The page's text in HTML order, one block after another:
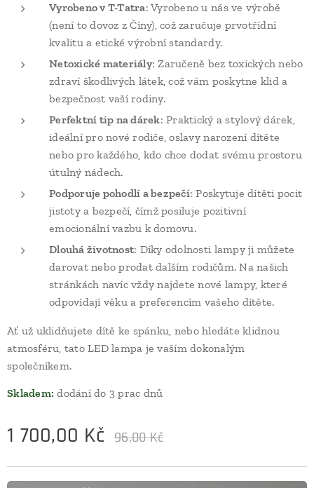
Vyrobeno v T-Tatra: Vyrobeno u nás ve výrobě
(není to dovoz z Číny), což zaručuje prvotřídní
kvalitu a etické výrobní standardy.
Netoxické materiály: Zaručeně bez toxických nebo
zdraví škodlivých látek, což vám poskytne klid a
bezpečnost vaší rodiny.
Perfektní tip na dárek: Praktický a stylový dárek,
ideální pro nové rodiče, oslavy narození dítěte
nebo pro každého, kdo chce dodat svému prostoru
útulný nádech.
Podporuje pohodlí a bezpečí: Poskytuje dítěti pocit
jistoty a bezpečí, čímž posiluje pozitivní
emocionální vazbu k domovu.
Dlouhá životnost: Díky odolnosti lampy ji můžete
darovat nebo prodat dalším rodičům. Na našich
stránkách navíc vždy najdete nové lampy, které
odpovídají věku a preferencím vašeho dítěte.
Ať už uklidňujete dítě ke spánku, nebo hledáte klidnou
atmosféru, tato LED lampa je vaším dokonalým
společníkem.
Skladem: dodání do 3 prac dnů
1 700,00 Kč 96,00Kč